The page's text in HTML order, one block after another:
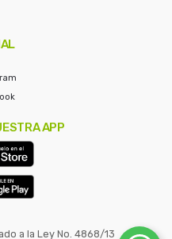
APP
a la Ley No. 4868/13